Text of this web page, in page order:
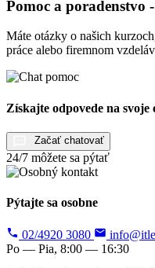
Pomoc a
Máte otázky o našich
práce alebo firemnom
Získajte odpovede na
Začať chatovať
24/7 môžete sa pýtať
Pýtajte sa osobne
02/4920 3080
Po — Pia, 8:00 — 16:30